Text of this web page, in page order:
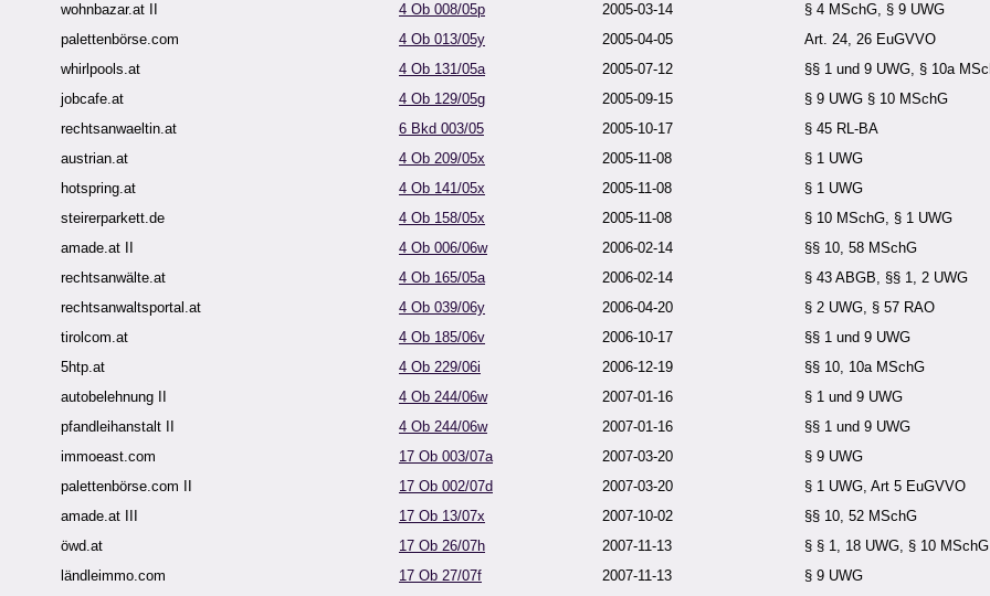
wohnbazar.at II
4 Ob 008/05p 2005-03-14
§ 4 MSchG, § 9 UWG
palettenbörse.com
4 Ob 013/05y 2005-04-05
Art. 24, 26 EuGVVO
whirlpools.at
4 Ob 131/05a 2005-07-12
§§ 1 und 9 UWG, § 10a
jobcafe.at
4 Ob 129/05g 2005-09-15
§ 9 UWG § 10 MSchG
rechtsanwaeltin.at
6 Bkd 003/05 2005-10-17
§ 45 RL-BA
austrian.at
4 Ob 209/05x 2005-11-08
§ 1 UWG
hotspring.at
4 Ob 141/05x 2005-11-08
§ 1 UWG
steirerparkett.de
4 Ob 158/05x 2005-11-08
§ 10 MSchG, § 1 UWG
amade.at II
4 Ob 006/06w 2006-02-14
§§ 10, 58 MSchG
rechtsanwälte.at
4 Ob 165/05a 2006-02-14
§ 43 ABGB, §§ 1, 2 UWG
rechtsanwaltsportal.at
4 Ob 039/06y 2006-04-20
§ 2 UWG, § 57 RAO
tirolcom.at
4 Ob 185/06v 2006-10-17
§§ 1 und 9 UWG
5htp.at
4 Ob 229/06i 2006-12-19
§§ 10, 10a MSchG
autobelehnung II
4 Ob 244/06w 2007-01-16
§ 1 und 9 UWG
pfandleihanstalt II
4 Ob 244/06w 2007-01-16
§§ 1 und 9 UWG
immoeast.com
17 Ob 003/07a 2007-03-20
§ 9 UWG
palettenbörse.com II
17 Ob 002/07d 2007-03-20
§ 1 UWG, Art 5 EuGVVO
amade.at III
17 Ob 13/07x 2007-10-02
§§ 10, 52 MSchG
öwd.at
17 Ob 26/07h 2007-11-13
§ § 1, 18 UWG, § 10 MSchG
ländleimmo.com
17 Ob 27/07f 2007-11-13 § 9 UWG